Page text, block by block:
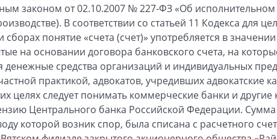
законом от 02.10.2007 № 227-ФЗ «Об исполнительном
В соответствии со статьей 11 Кодекса для
сборах понятие «счета (счет)» употребляется в
на основании договора банковского счета, на
денежные средства организаций и индивидуальных
практикой, адвокатов, учредивших адвокатские
целях следует понимать коммерческие банки и другие
Центрального банка Российской Федерации.
которой возник спор, была списана с расчетного